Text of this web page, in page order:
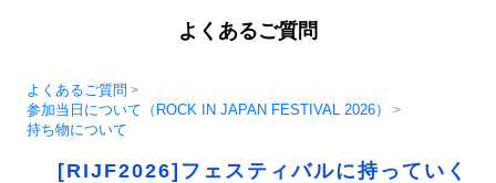
よくあるご質問
よくあるご質問 >
参加当日について（ROCK IN JAPAN FESTIVAL 2026） >
持ち物について
[RIJF2026]フェスティバルに持っていく